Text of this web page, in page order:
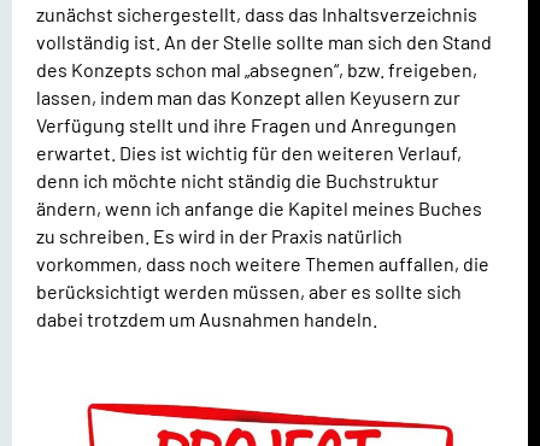
zunächst sichergestellt, dass das Inhaltsverzeichnis
vollständig ist. An der Stelle sollte man sich den Stand
des Konzepts schon mal „absegnen“, bzw. freigeben,
lassen, indem man das Konzept allen Keyusern zur
Verfügung stellt und ihre Fragen und Anregungen
erwartet. Dies ist wichtig für den weiteren Verlauf,
denn ich möchte nicht ständig die Buchstruktur
ändern, wenn ich anfange die Kapitel meines Buches
zu schreiben. Es wird in der Praxis natürlich
vorkommen, dass noch weitere Themen auffallen, die
berücksichtigt werden müssen, aber es sollte sich
dabei trotzdem um Ausnahmen handeln.